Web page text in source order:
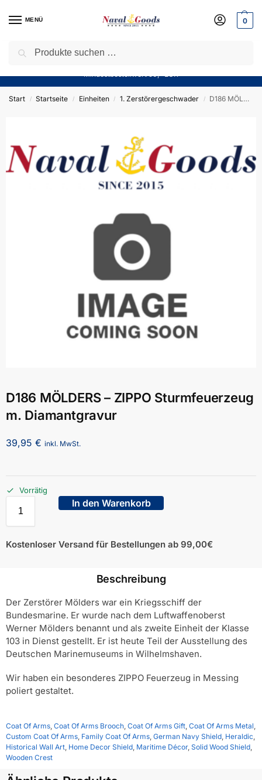
MENÜ 0
Sparen Sie jetzt bares Geld! — Mit unserem Gutschein
Mindestbestellwert 50,- EUR
Start / Startseite / Einheiten / 1. Zerstörergeschwader / D186 MÖLDERS – ZIPPO Sturmfeuerzeug m. Diamantgravur
D186 MÖLDERS – ZIPPO Sturmfeuerzeug
m. Diamantgravur
39,95 € inkl. MwSt.
Vorrätig
In den Warenkorb
Kostenloser Versand für Bestellungen ab 99,00€
Beschreibung
Der Zerstörer Mölders war ein Kriegsschiff der
Bundesmarine. Er wurde nach dem Luftwaffenoberst
Werner Mölders benannt und als zweite Einheit der Klasse
103 in Dienst gestellt. Er ist heute Teil der Ausstellung des
Deutschen Marinemuseums in Wilhelmshaven.
Wir haben ein besonderes ZIPPO Feuerzeug in Messing
poliert gestaltet.
Coat Of Arms Coat Of Arms Brooch Coat Of Arms Gift Coat Of Arms Metal
Custom Coat Of Arms Family Coat Of Arms German Navy Shield Heraldic
Historical Wall Art Home Decor Shield Maritime Décor, Solid Wood Shield
Wooden Crest